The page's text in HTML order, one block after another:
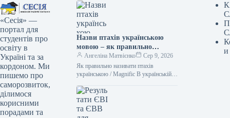
«Сесія» —
портал для
студентів про
освіту в
Україні та за
кордоном. Ми
пишемо про
саморозвиток,
ділимося
корисними
порадами та
Назви птахів українською
мовою – як правильно
назвати лелеку, зозулю,
очеретянку
Ангеліна Матвієнко
Сер 9, 2026
Як правильно називати птахів
українською / Magnific В українській
Тому не варто “забруднювати” своє
мовлення…
и